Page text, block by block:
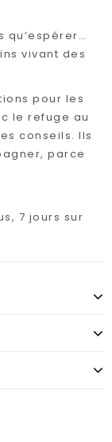
qu’espérer…
vivant des
pour les
le refuge au
conseils. Ils
parce
7 jours sur